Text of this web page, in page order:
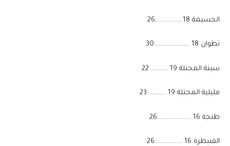
الحسيمة 18………………26
​تطوان 18 …………………..30
​سبتة المحتلة 19 ……….. 22
​مليلية المحتلة 19 ……….. 23
​طنجة 16 ………………….26
​القنيطرة 16 ………………26